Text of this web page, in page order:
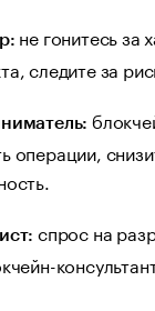
не гонитесь за
следите за
операции,
спрос на